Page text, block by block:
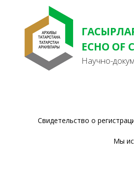
ECHO OF
Научно-
Свидетельство о
Мы